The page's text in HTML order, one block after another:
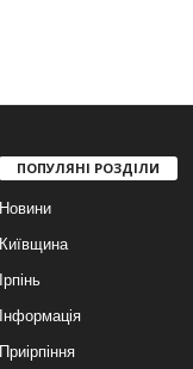
ПОПУЛЯНІ РОЗДІЛИ
Новини
Київщина
Ірпінь
Інформація
Приірпіння